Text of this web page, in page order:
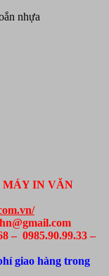
nhựa
MÁY IN VĂN
– 0985.90.99.33 –
giao hàng trong